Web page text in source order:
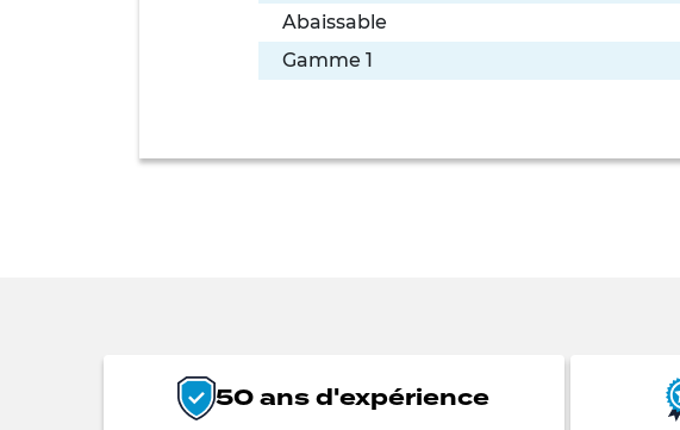
Abaissable
Gamme 1
50 ans d'expérience